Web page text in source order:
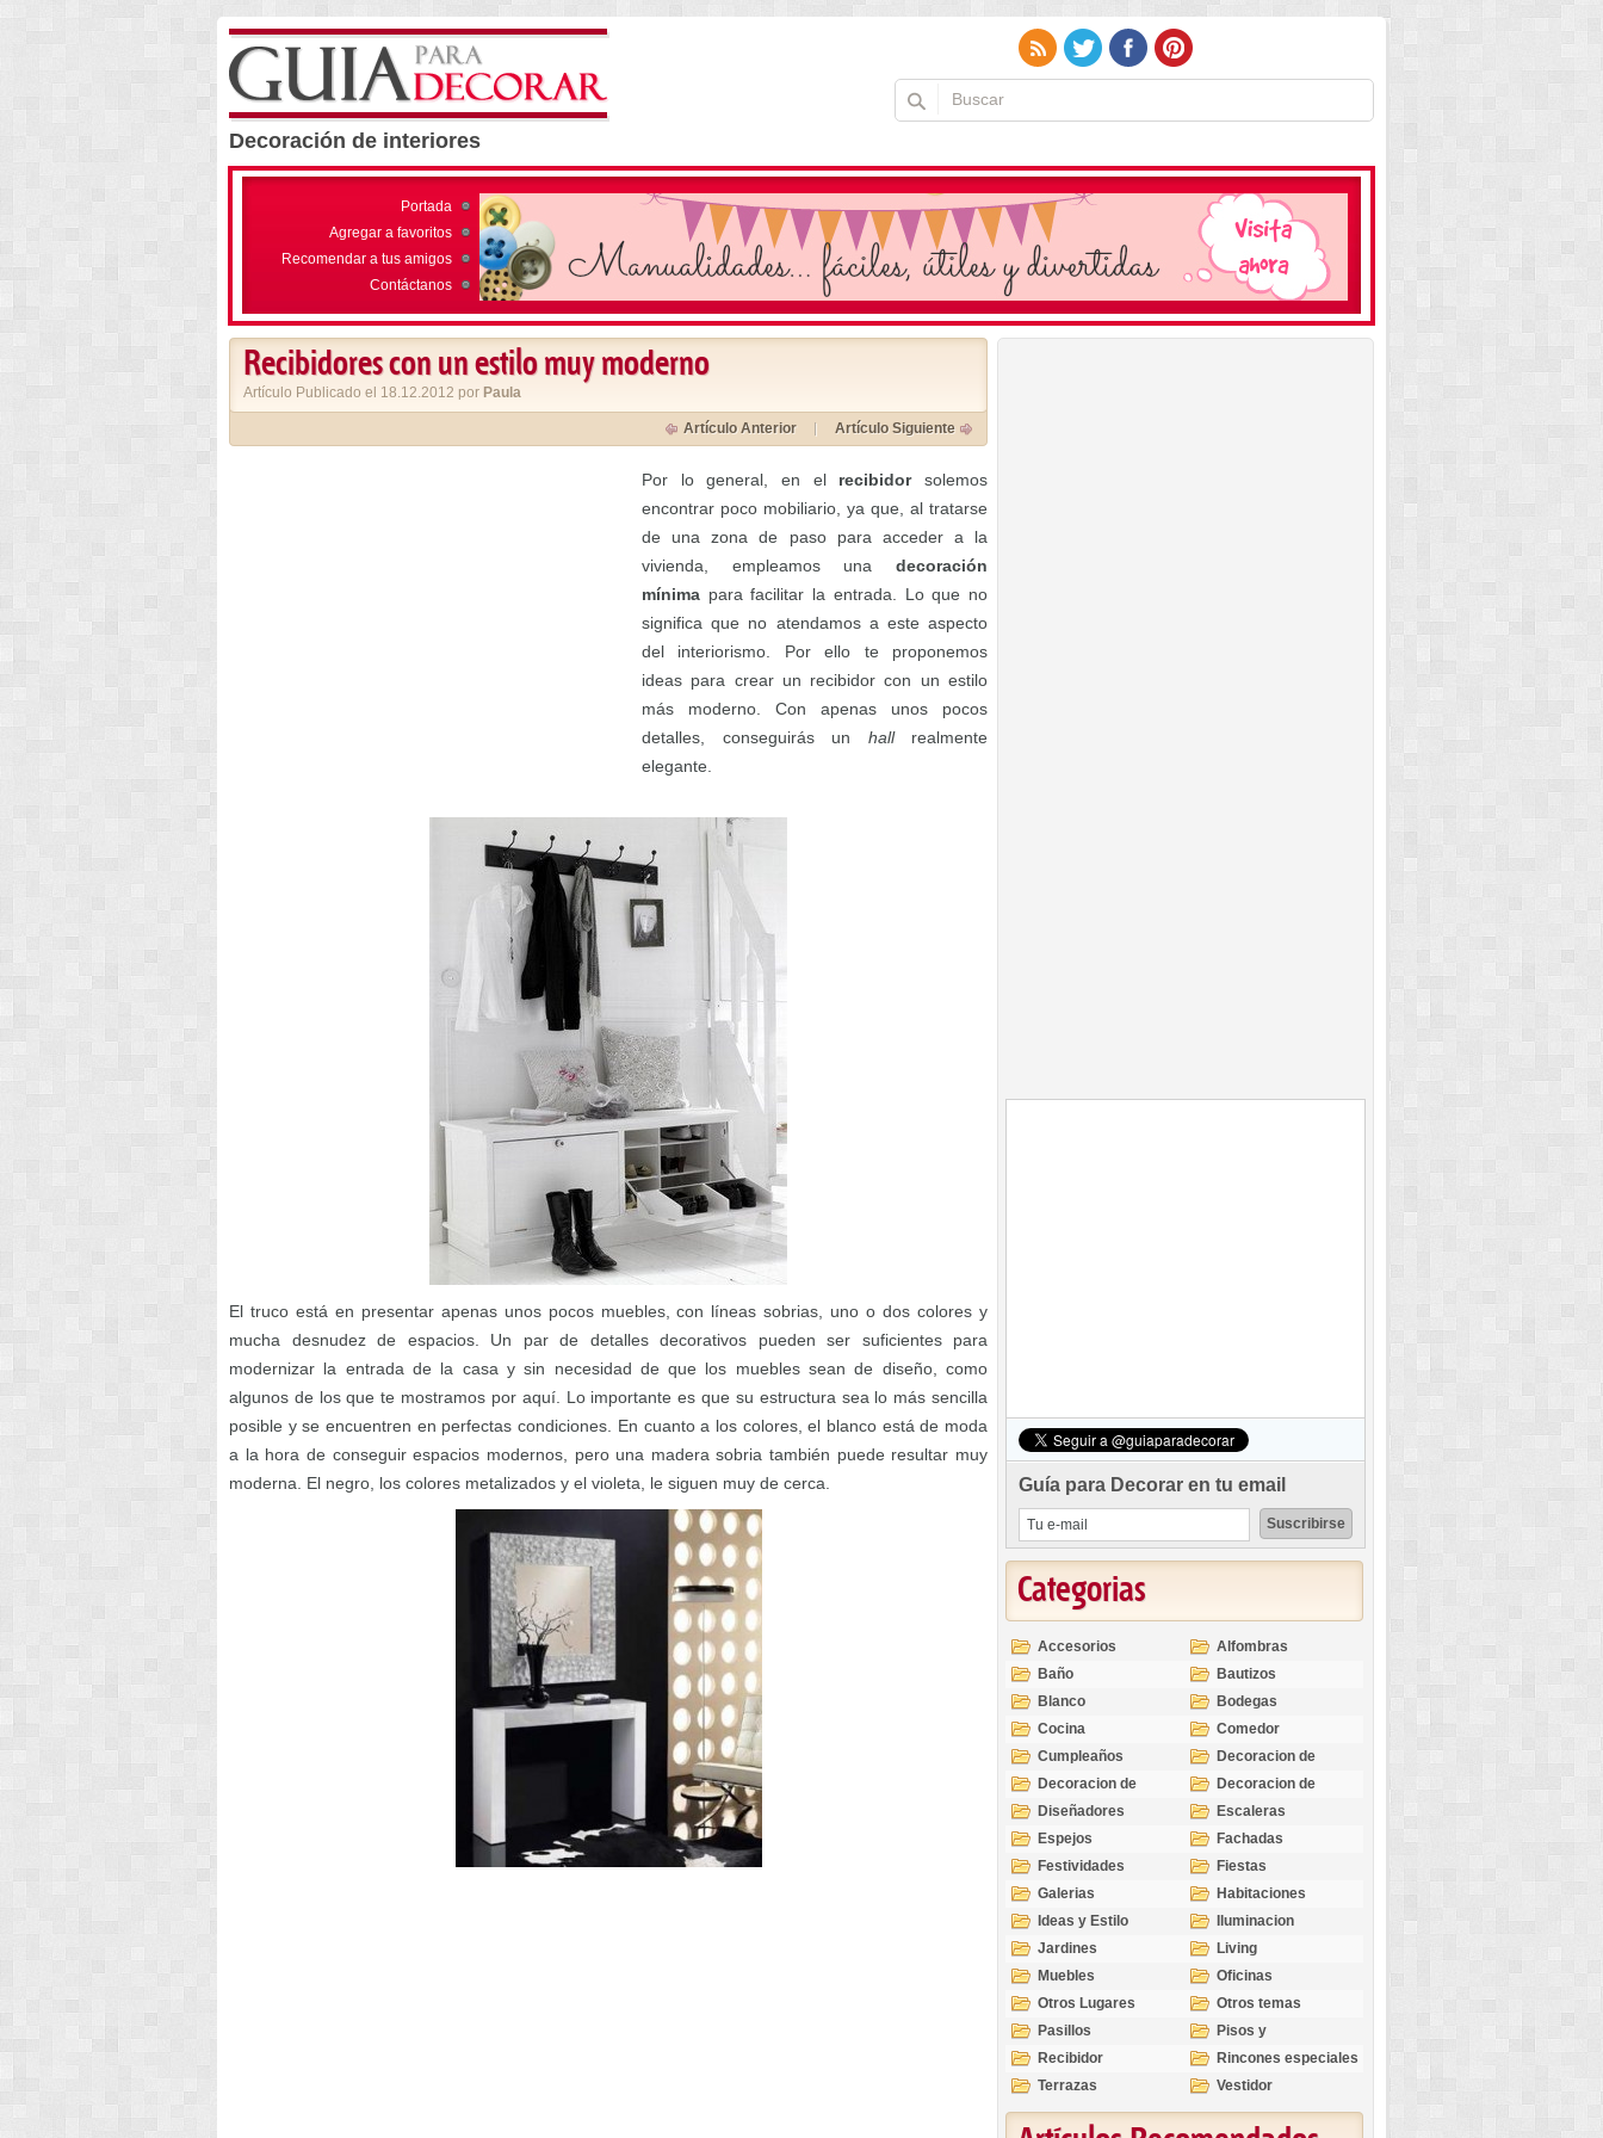
Decoración de interiores
Portada
Agregar a favoritos
Recomendar a tus amigos
Contáctanos
Recibidores con un estilo muy moderno
Artículo Publicado el 18.12.2012 por Paula
Artículo Anterior Artículo Siguiente
Por lo general, en el recibidorsolemos
encontrar poco mobiliario, ya que, al tratarse
de una zona de paso para acceder a la
vivienda, empleamos una decoración
mínima para facilitar la entrada. Lo que no
significa que no atendamos a este aspecto
del interiorismo. Por ello te proponemos
ideas para crear un recibidor con un estilo
más moderno. Con apenas unos pocos
detalles, conseguirás un hallrealmente
elegante.
El truco está en presentar apenas unos pocos muebles, con líneas sobrias, uno o dos colores y
mucha desnudez de espacios. Un par de detalles decorativos pueden ser suficientes para
modernizar la entrada de la casa y sin necesidad de que los muebles sean de diseño, como
algunos de los que te mostramos por aquí. Lo importante es que su estructura sea lo más sencilla
posible y se encuentren en perfectas condiciones. En cuanto a los colores, el blanco está de moda
a la hora de conseguir espacios modernos, pero una madera sobria también puede resultar muy
moderna. El negro, los colores metalizados y el violeta, le siguen muy de cerca.
Guía para Decorar en tu email
Categorias
Accesorios
Alfombras
Baño
Bautizos
Blanco
Bodegas
Cocina
Comedor
Cumpleaños
Decoracion de
Exteriores
Decoracion de
Interiores
Decoracion de
Ocasiones
Diseñadores
Escaleras
Espejos
Fachadas
Festividades
Fiestas
Galerias
Habitaciones
Ideas y Estilo
Iluminacion
Jardines
Living
Muebles
Oficinas
Otros Lugares
Otros temas
Pasillos
Pisos y
revestimientos
Recibidor
Rincones especiales
Terrazas
Vestidor